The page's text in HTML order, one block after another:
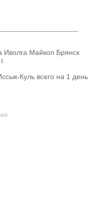
Иволга Майкоп Брянск
Куль всего на 1 день